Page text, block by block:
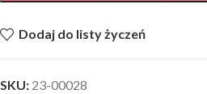
Dodaj do listy życzeń
SKU: 23-00028